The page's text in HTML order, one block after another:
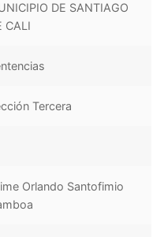
DE SANTIAGO
CALI
Tercera
Orlando Santofimio